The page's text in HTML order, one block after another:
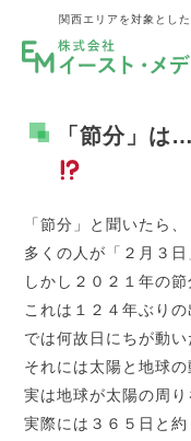
関西エリアを対象とし
「節分」は
「節分」と聞いたら、
多くの人が「２月３
しかし２０２１年の
これは１２４年ぶりの
では何故日にちが動
それには太陽と地球の
実は地球が太陽の周り
実際には３６５日と約